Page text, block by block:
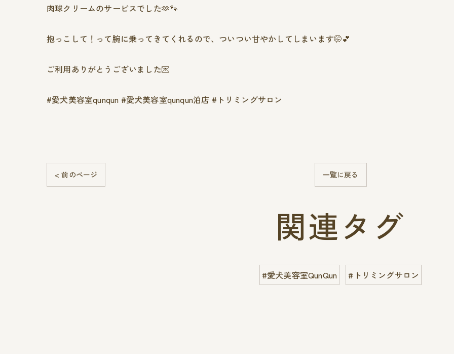
肉球クリームのサービスでした🫶🐾
抱っこして！って腕に乗ってきてくれるので、ついつい甘やかしてしまいます🤭💕
ご利用ありがとうございました💌
#愛犬美容室qunqun #愛犬美容室qunqun泊店 #トリミングサロン
< 前のページ 一覧に戻る
関連タグ
#愛犬美容室QunQun #トリミングサロン